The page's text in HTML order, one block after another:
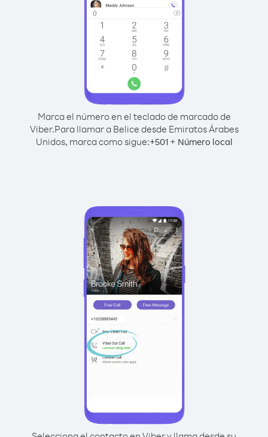
Marca el número en el teclado de marcado de
Viber.Para llamar a Belice desde Emiratos Árabes
Unidos, marca como sigue:+501+ Número local